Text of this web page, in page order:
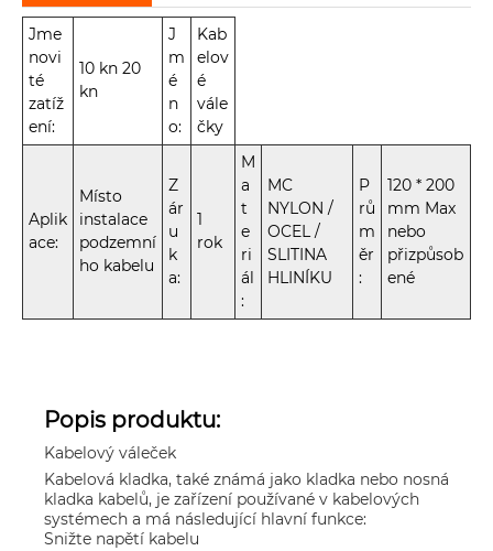
Jme
novi
té
zatíž
ení:
10 kn 20
kn
J
m
é
n
o:
Kab
elov
é
vále
čky
Aplik
ace:
Místo
instalace
podzemní
ho kabelu
Z
ár
u
k
a:
1
rok
M
a
t
e
ri
ál
:
MC
NYLON /
OCEL /
SLITINA
HLINÍKU
P
rů
m
ěr
:
120 * 200
mm Max
nebo
přizpůsob
ené
Popis produktu:
Kabelový váleček
Kabelová kladka, také známá jako kladka nebo nosná
kladka kabelů, je zařízení používané v kabelových
systémech a má následující hlavní funkce:
Snižte napětí kabelu